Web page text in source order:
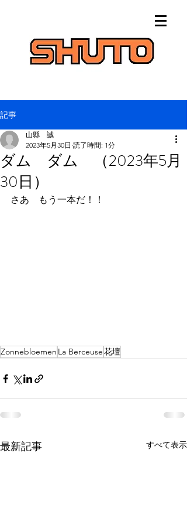
記事
ダム ダム （2023年5月
30日）
山縣 誠
2023年5月30日 読了時間: 1分
さあ　もう一本だ！！
Zonnebloemen La Berceuse花壇
最新記事 すべて表示